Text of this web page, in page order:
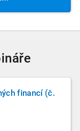
financí (č.